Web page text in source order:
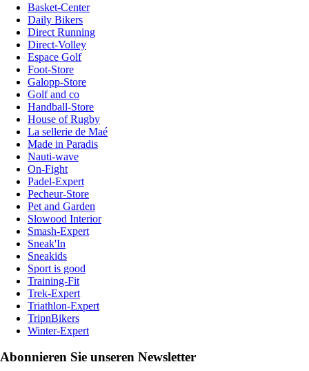
Basket-Center
Daily Bikers
Direct Running
Direct-Volley
Espace Golf
Foot-Store
Galopp-Store
Golf and co
Handball-Store
House of Rugby
La sellerie de Maé
Made in Paradis
Nauti-wave
On-Fight
Padel-Expert
Pecheur-Store
Pet and Garden
Slowood Interior
Smash-Expert
Sneak'In
Sneakids
Sport is good
Training-Fit
Trek-Expert
Triathlon-Expert
TripnBikers
Winter-Expert
Abonnieren Sie unseren Newsletter